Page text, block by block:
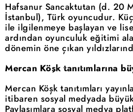
Hafsanur Sancaktutan (d. 20
İstanbul), Türk oyuncudur.
ile ilgilenmeye başlayan ve
ardından oyunculuk eğitimi
dönemin öne çıkan
Mercan Köşk tanıtımlarına
Mercan Köşk tanıtımları
itibaren sosyal medyada
Paylaşımlara sosyal medya